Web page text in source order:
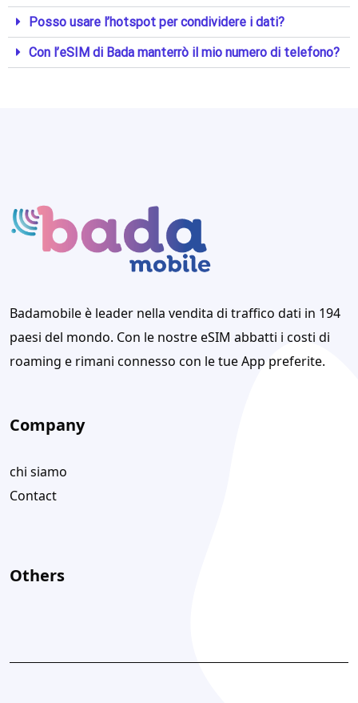
Posso usare l’hotspot per condividere i dati?
Con l’eSIM di Bada manterrò il mio numero di telefono?
Badamobile è leader nella vendita di traffico dati in 194
paesi del mondo. Con le nostre eSIM abbatti i costi di
roaming e rimani connesso con le tue App preferite.
Company
chi siamo
Contact
Others